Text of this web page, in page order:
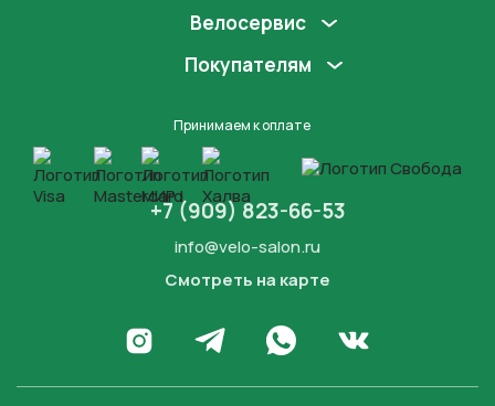
Велосервис
Покупателям
Принимаем к оплате
+7 (909) 823-66-53
info@velo-salon.ru
Смотреть на карте
Перейти в Инстаграм
Написать в Телеграм
Написать в WhatsApp
Перейти во